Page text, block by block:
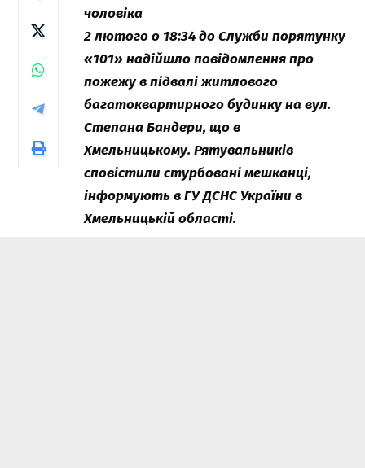
2 лютого о 18:34 до Служби порятунку
«101» надійшло повідомлення про
пожежу в підвалі житлового
багатоквартирного будинку на вул.
Степана Бандери, що в
Хмельницькому. Рятувальників
сповістили стурбовані мешканці,
інформують в ГУ ДСНС України в
Хмельницькій області.